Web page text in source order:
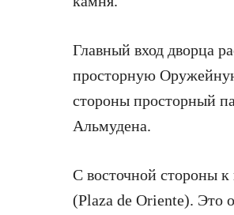
Главный вход дворца
просторную
стороны просторный
Альмудена.
С восточной стороны
(Plaza de Oriente). Это